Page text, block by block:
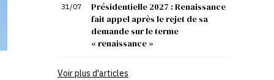
31/07
Présidentielle 2027 : Renaissance
fait appel après le rejet de sa
demande sur le terme
« renaissance »
Voir plus d'articles